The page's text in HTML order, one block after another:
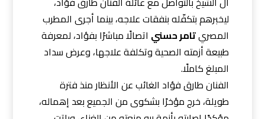
ليخبرهم بتكفّله بنفقات علاجه، بينما أجرى المطرب
المصريتامر حسني اتصالًا مباشرًا بفؤاد، لمعرفة
طبيعة أزمته الصحية وتكلفة علاجها، وعرض سداد
المبلغ كاملًا.
الفنان طارق فؤاد الغائب عن الأنظار منذ فترة
طويلة، خرج مؤخرًا بشكوى من الجميع بعد إهماله،